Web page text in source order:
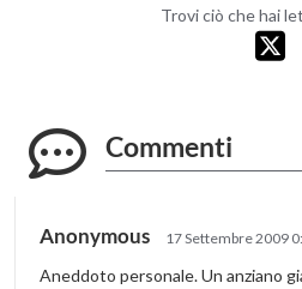
Trovi ciò che hai
Commenti
Anonymous 17 Settembre 2009
Aneddoto personale. Un anziano